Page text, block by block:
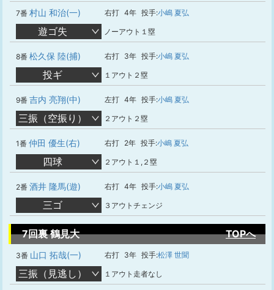
7番 村山 和治(一) 右打 4年 投手:小嶋 夏弘
遊ゴ失 ノーアウト１塁
8番 松久保 陸(捕) 右打 3年 投手:小嶋 夏弘
投ギ １アウト２塁
9番 吉内 亮翔(中) 左打 4年 投手:小嶋 夏弘
三振（空振り） ２アウト２塁
1番 仲田 優生(右) 右打 2年 投手:小嶋 夏弘
四球 ２アウト１,２塁
2番 酒井 隆馬(遊) 右打 4年 投手:小嶋 夏弘
三ゴ ３アウトチェンジ
7回裏 鶴見大 TOPへ
3番 山口 拓哉(一) 右打 3年 投手:松澤 世聞
三振（見逃し） １アウト走者なし